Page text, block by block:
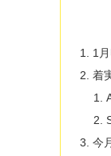
1
着
今